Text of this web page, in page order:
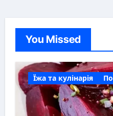
You Missed
Їжа та кулінарія